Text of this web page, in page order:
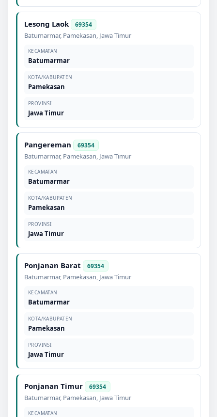
Lesong Laok 69354
Batumarmar, Pamekasan, Jawa Timur
KECAMATAN
Batumarmar
KOTA/KABUPATEN
Pamekasan
PROVINSI
Jawa Timur
Pangereman 69354
Batumarmar, Pamekasan, Jawa Timur
KECAMATAN
Batumarmar
KOTA/KABUPATEN
Pamekasan
PROVINSI
Jawa Timur
Ponjanan Barat 69354
Batumarmar, Pamekasan, Jawa Timur
KECAMATAN
Batumarmar
KOTA/KABUPATEN
Pamekasan
PROVINSI
Jawa Timur
Ponjanan Timur 69354
Batumarmar, Pamekasan, Jawa Timur
KECAMATAN